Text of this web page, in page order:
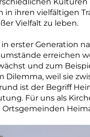
ihren vielfältigen
Vielfalt zu leben.
erster Generation
erreichen
und zum
Dilemma, weil sie
ist der Begriff
Für uns als